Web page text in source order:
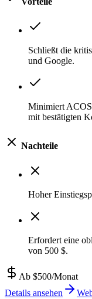
Schließt die
und Google.
Minimiert ACOS
mit bestätigten
Nachteile
Hoher
Erfordert eine
von 500 $.
Ab $500/Monat
Details ansehen